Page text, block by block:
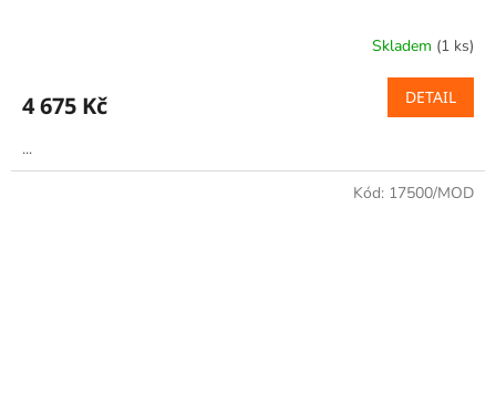
Skladem (1 ks)
4 675 Kč DETAIL
...
Kód: 17500/MOD